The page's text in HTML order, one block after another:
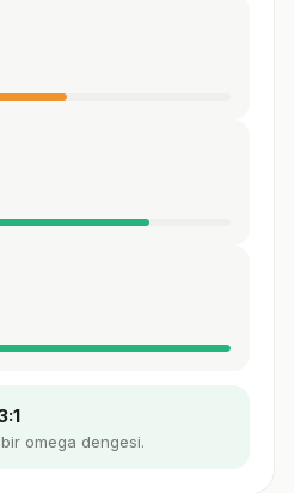
omega dengesi.